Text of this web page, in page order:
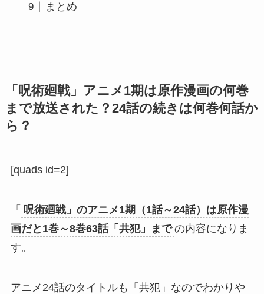
まとめ
「呪術廻戦」アニメ1期は原作漫画の何巻
まで放送された？24話の続きは何巻何話か
ら？
[quads id=2]
「 呪術廻戦」のアニメ1期（1話～24話）は原作漫
画だと1巻～8巻63話「共犯」まで の内容になりま
す。
アニメ24話のタイトルも「共犯」なのでわかりや